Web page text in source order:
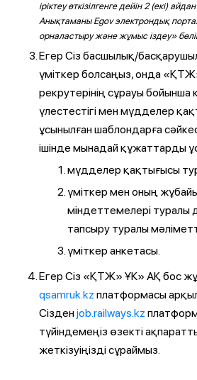
іріктеу өткізілгенге дейін 2 (екі)
Анықтаманы Egov электрондық
орналастыру және жұмыс іздеу»
Егер Сіз басшылық/
үміткер болсаңыз, онда
рекрутерінің сұрауы бойынша
үлестестігі мен мүдделер
ұсынылған шаблондарға
ішінде мынадай құжаттарды
мүдделер қақтығысы
үміткер мен оның
міндеттемелері туралы
тапсыру туралы
үміткер анкетасы.
Егер Сіз «ҚТЖ» ҰК» АҚ бос
qsamruk.kz платформасы
Сізденjob.railways.kz
түйіндемеңіз өзекті
жеткізуіңізді сұраймыз.